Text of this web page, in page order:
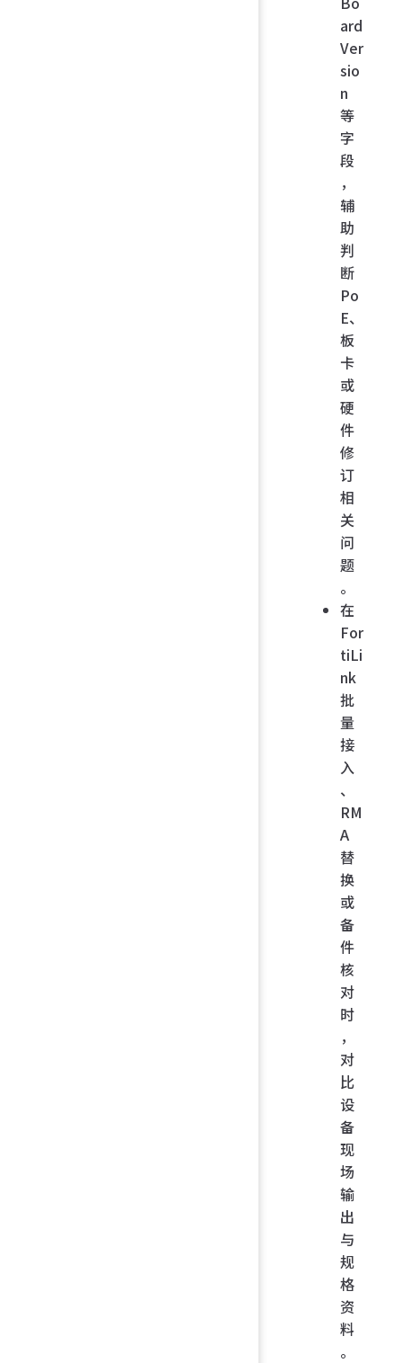
ard
Ver
sio
n
等
字
段
，
辅
助
判
断
Po
E、
板
卡
或
硬
件
修
订
相
关
问
题
。
在
For
tiLi
nk
批
量
接
入
、
RM
A
替
换
或
备
件
核
对
时
，
对
比
设
备
现
场
输
出
与
规
格
资
料
。